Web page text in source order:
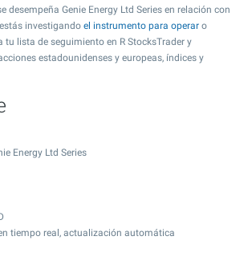
desempeña Genie Energy Ltd Series en relación con
investigando el instrumento para operar o
tu lista de seguimiento en R StocksTrader y
estadounidenses y europeas, índices y
Energy Ltd Series
tiempo real, actualización automática